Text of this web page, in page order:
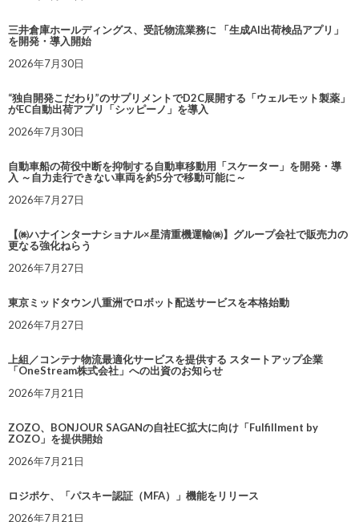
三井倉庫ホールディングス、受託物流業務に 「生成AI出荷検品アプリ」
を開発・導入開始
2026年7月30日
“独自開発こだわり”のサプリメントでD2C展開する「ウェルモット製薬」
がEC自動出荷アプリ「シッピーノ」を導入
2026年7月30日
自動車船の荷役中断を抑制する自動車移動用「スケーター」を開発・導
入 ～自力走行できない車両を約5分で移動可能に～
2026年7月27日
【㈱ハナインターナショナル×星清重機運輸㈱】グループ会社で販売力の
更なる強化ねらう
2026年7月27日
東京ミッドタウン八重洲でロボット配送サービスを本格始動
2026年7月27日
上組／コンテナ物流最適化サービスを提供する スタートアップ企業
「OneStream株式会社」への出資のお知らせ
2026年7月21日
ZOZO、BONJOUR SAGANの自社EC拡大に向け「Fulfillment by
ZOZO」を提供開始
2026年7月21日
ロジポケ、「パスキー認証（MFA）」機能をリリース
2026年7月21日